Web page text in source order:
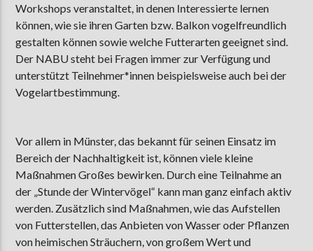
Workshops veranstaltet, in denen Interessierte lernen
können, wie sie ihren Garten bzw. Balkon vogelfreundlich
gestalten können sowie welche Futterarten geeignet sind.
Der NABU steht bei Fragen immer zur Verfügung und
unterstützt Teilnehmer*innen beispielsweise auch bei der
Vogelartbestimmung.
Vor allem in Münster, das bekannt für seinen Einsatz im
Bereich der Nachhaltigkeit ist, können viele kleine
Maßnahmen Großes bewirken. Durch eine Teilnahme an
der „Stunde der Wintervögel“ kann man ganz einfach aktiv
werden. Zusätzlich sind Maßnahmen, wie das Aufstellen
von Futterstellen, das Anbieten von Wasser oder Pflanzen
von heimischen Sträuchern, von großem Wert und